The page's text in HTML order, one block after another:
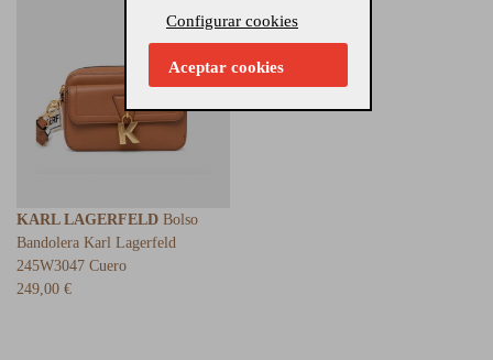
KARL LAGERFELD Bolso
Bandolera Karl Lagerfeld
245W3047 Cuero
249,00 €
Configurar cookies
Aceptar cookies